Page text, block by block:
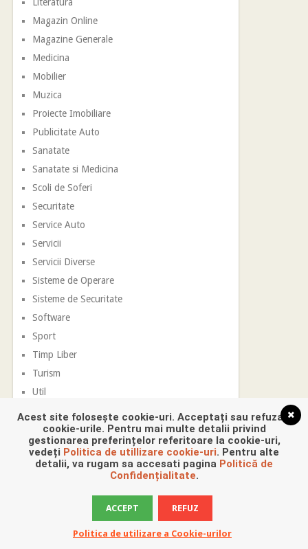
Magazin Online
Magazine Generale
Medicina
Mobilier
Muzica
Proiecte Imobiliare
Publicitate Auto
Sanatate
Sanatate si Medicina
Scoli de Soferi
Securitate
Service Auto
Servicii
Servicii Diverse
Sisteme de Operare
Sisteme de Securitate
Software
Sport
Timp Liber
Turism
Util
Promovare Digitala Copyright © 2026.
Acest site folosește cookie-uri. Acceptați sau refuzați
cookie-urile. Pentru mai multe detalii privind
gestionarea preferințelor referitoare la cookie-uri,
vedeți Politica de utillizare cookie-uri. Pentru alte
detalii, va rugam sa accesati pagina Politică de
Confidențialitate.
ACCEPT REFUZ
Politica de utilizare a Cookie-urilor